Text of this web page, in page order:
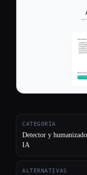
CATEGORÍA
Detector y
IA
ALTERNATIVAS